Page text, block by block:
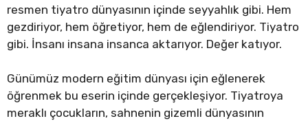
resmen tiyatro dünyasının içinde seyyahlık gibi. Hem
gezdiriyor, hem öğretiyor, hem de eğlendiriyor. Tiyatro
gibi. İnsanı insana insanca aktarıyor. Değer katıyor.
Günümüz modern eğitim dünyası için eğlenerek
öğrenmek bu eserin içinde gerçekleşiyor. Tiyatroya
meraklı çocukların, sahnenin gizemli dünyasının